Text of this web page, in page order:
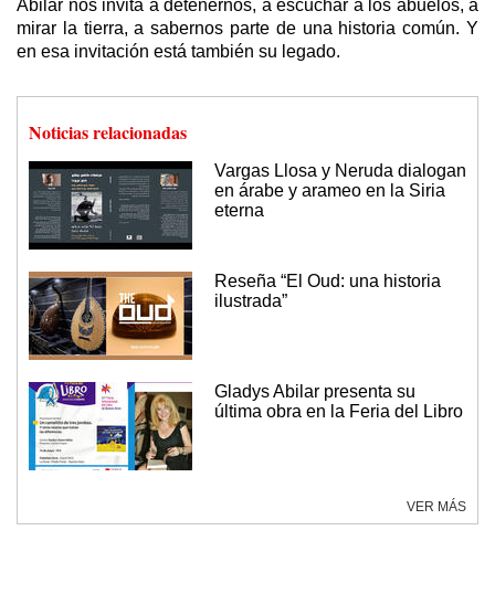
Abilar nos invita a detenernos, a escuchar a los abuelos, a
mirar la tierra, a sabernos parte de una historia común. Y
en esa invitación está también su legado.
Noticias relacionadas
Vargas Llosa y Neruda dialogan
en árabe y arameo en la Siria
eterna
Reseña “El Oud: una historia
ilustrada”
Gladys Abilar presenta su
última obra en la Feria del Libro
VER MÁS